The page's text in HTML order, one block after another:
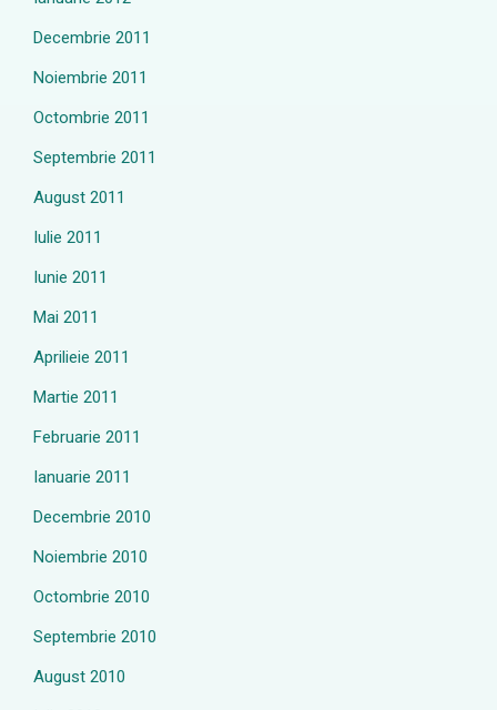
Decembrie 2011
Noiembrie 2011
Octombrie 2011
Septembrie 2011
August 2011
Iulie 2011
Iunie 2011
Mai 2011
Aprilieie 2011
Martie 2011
Februarie 2011
Ianuarie 2011
Decembrie 2010
Noiembrie 2010
Octombrie 2010
Septembrie 2010
August 2010